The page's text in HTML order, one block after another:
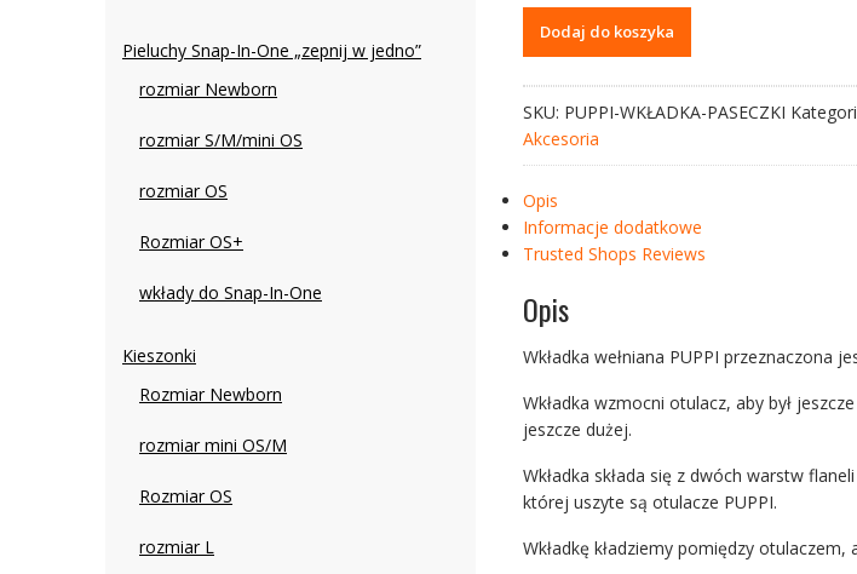
Puppi
-
kolor
granatowo-
brązowe
Dodaj do koszyka
SKU: PUPPI-WKŁADKA-PASECZKI
Akcesoria
Opis
Informacje dodatkowe
Trusted Shops Reviews
Opis
Wkładka wełniana PUPPI przeznaczona
Wkładka wzmocni otulacz, aby był
jeszcze dużej.
Wkładka składa się z dwóch warstw
której uszyte są otulacze PUPPI.
Wkładkę kładziemy pomiędzy
Pieluchy Snap-In-One „zepnij w jedno”
rozmiar Newborn
rozmiar S/M/mini OS
rozmiar OS
Rozmiar OS+
wkłady do Snap-In-One
Kieszonki
Rozmiar Newborn
rozmiar mini OS/M
Rozmiar OS
rozmiar L